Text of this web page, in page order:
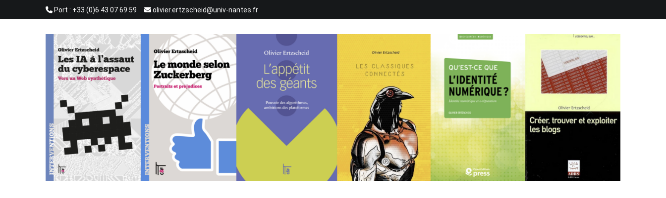
Port : +33 (0)6 43 07 69 59 olivier.ertzscheid@univ-nantes.fr